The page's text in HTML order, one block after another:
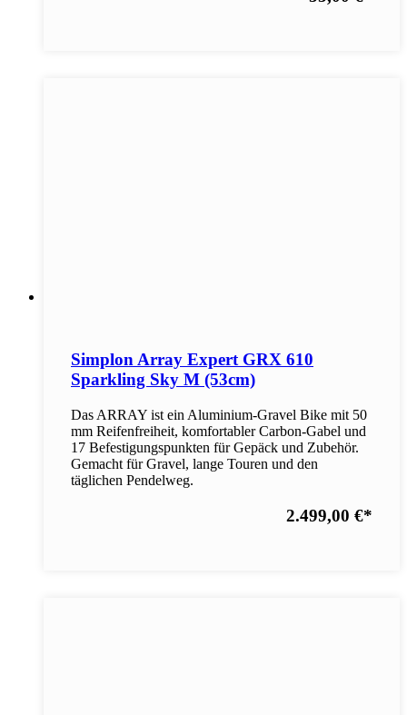
Simplon Array Expert GRX 610
Sparkling Sky M (53cm)
Das ARRAY ist ein Aluminium-Gravel Bike mit 50
mm Reifenfreiheit, komfortabler Carbon-Gabel und
17 Befestigungspunkten für Gepäck und Zubehör.
Gemacht für Gravel, lange Touren und den
täglichen Pendelweg.
2.499,00 €*